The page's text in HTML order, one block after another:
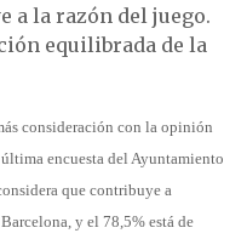
a la razón del juego.
equilibrada de la
consideración con la opinión
encuesta del Ayuntamiento
que contribuye a
y el 78,5% está de